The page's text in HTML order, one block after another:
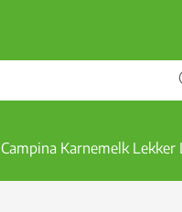
Campina Karnemelk Lekker